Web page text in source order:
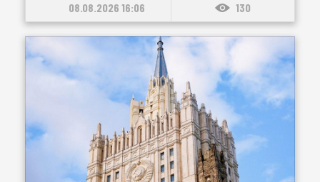
08.08.2026 16:06 130